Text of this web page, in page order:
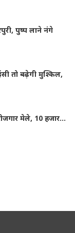
पुष्प लाने नंगे
तो बढ़ेगी मुश्किल,
मेले, 10 हजार…